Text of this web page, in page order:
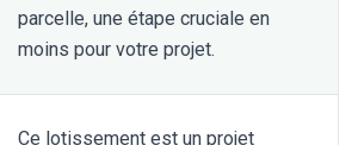
parcelle, une étape cruciale en
moins pour votre projet.
Ce lotissement est un projet